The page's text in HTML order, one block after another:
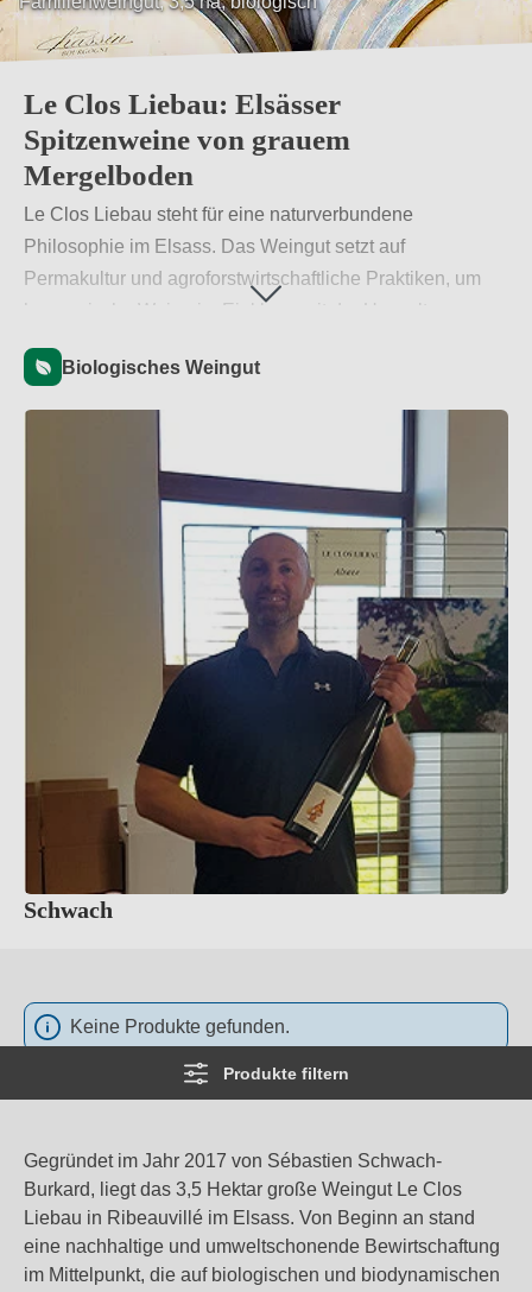
Le Clos Liebau: Elsässer
Spitzenweine von grauem
Mergelboden
Le Clos Liebau steht für eine naturverbundene
Philosophie im Elsass. Das Weingut setzt auf
Permakultur und agroforstwirtschaftliche Praktiken, um
harmonische Weine im Einklang mit der Umwelt zu
nachhaltigen Ansatz und seine außergewöhnliche
Verbindung von Tradition und Innovation.
Weiterlesen→
Biologisches Weingut
Schwach
Produkte filtern
Keine Produkte gefunden.
Gegründet im Jahr 2017 von Sébastien Schwach-
Burkard, liegt das 3,5 Hektar große Weingut Le Clos
Liebau in Ribeauvillé im Elsass. Von Beginn an stand
eine nachhaltige und umweltschonende Bewirtschaftung
im Mittelpunkt, die auf biologischen und biodynamischen